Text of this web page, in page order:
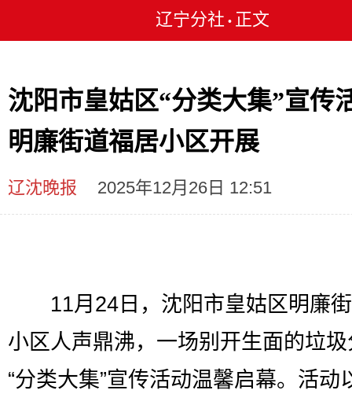
辽宁分社 • 正文
沈阳市皇姑区“分类大集”宣传
明廉街道福居小区开展
辽沈晚报 2025年12月26日 12:51
11月24日，沈阳市皇姑区明廉
小区人声鼎沸，一场别开生面的垃
“分类大集”宣传活动温馨启幕。活动